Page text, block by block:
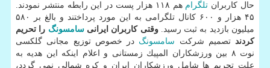
حال كاربران تلگرام
هم ۱۱۸ هزار پست در این رابطه منتشر نمودند.
۴۵ هزار و ۶۰۰ كانال تلگرامی به این مورد پرداختند و بالغ بر ۵۸۰
میلیون بازدید به ثبت رسید.وقتی كاربران ایرانیسامسونگ را تحریم
كردند تصمیم شركت سامسونگ در خصوص توزیع مجانی گلكسی
نوت ۸ بین ورزشكاران المپیك زمستانی و اعلام اینكه این هدیه به
علت تحریم ها شامل ورزشكاران ایران و كره شمالی نمی گردد،